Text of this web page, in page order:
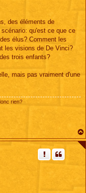
des éléments de
qu'est ce que ce
élus? Comment les
les visions de De Vinci?
trois enfants?
mais pas vraiment d'une
rien?